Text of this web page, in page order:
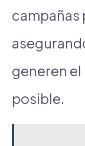
campañas
generen
posible.